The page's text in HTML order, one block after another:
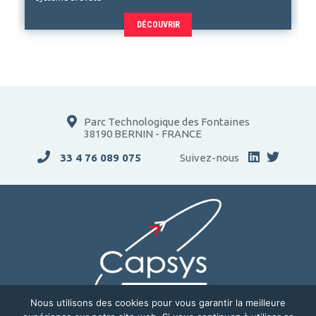
DÉCOUVRIR
Parc Technologique des Fontaines
38190 BERNIN - FRANCE
33 4 76 089 075
Suivez-nous
Nous utilisons des cookies pour vous garantir la meilleure